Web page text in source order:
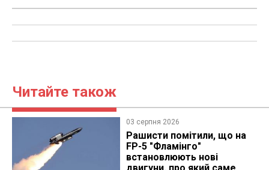
Читайте також
03 серпня 2026
Рашисти помітили, що на
FP-5 "Фламінго"
встановлюють нові